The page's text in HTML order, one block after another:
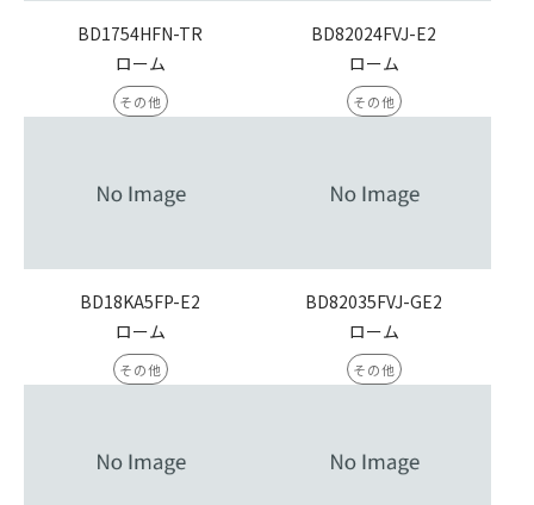
BD1754HFN-TR
ローム
その他
BD82024FVJ-E2
ローム
その他
BD18KA5FP-E2
ローム
その他
BD82035FVJ-GE2
ローム
その他